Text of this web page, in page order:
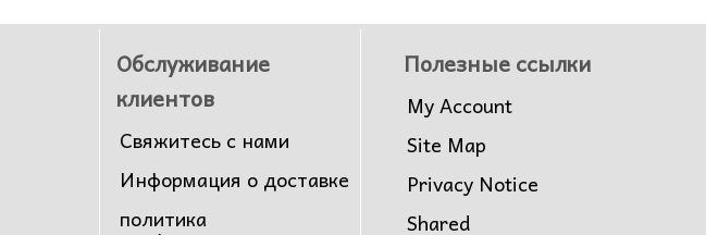
Обслуживание
клиентов
Свяжитесь с нами
Информация о доставке
политика
Полезные ссылки
My Account
Site Map
Privacy Notice
Shared